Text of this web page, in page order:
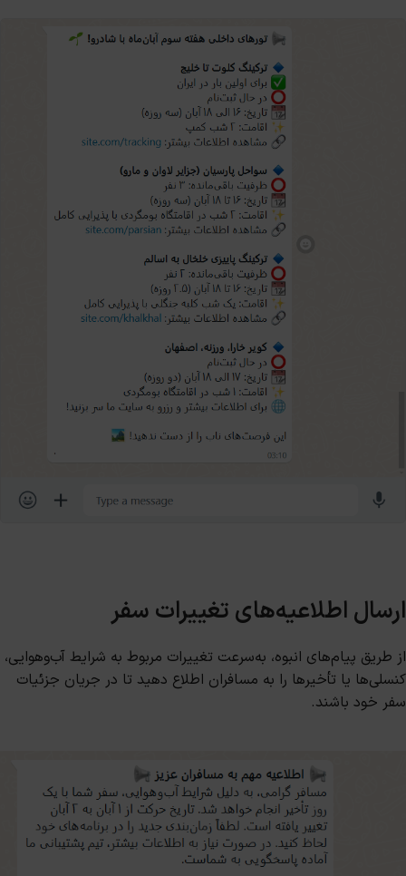
ارسال اطلاعیه‌های تغییرات سفر
از طریق پیام‌های انبوه، به‌سرعت تغییرات مربوط به شرایط آب‌وهوایی،
کنسلی‌ها یا تأخیرها را به مسافران اطلاع دهید تا در جریان جزئیات
سفر خود باشند.